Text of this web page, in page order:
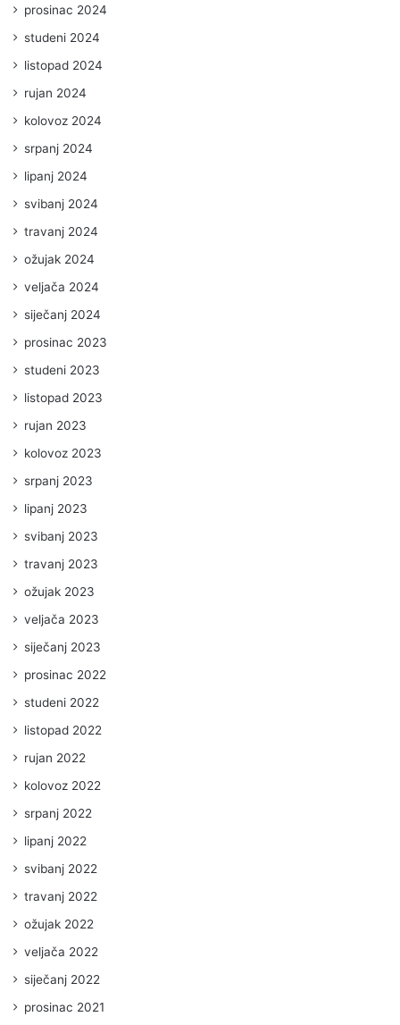
prosinac 2024
studeni 2024
listopad 2024
rujan 2024
kolovoz 2024
srpanj 2024
lipanj 2024
svibanj 2024
travanj 2024
ožujak 2024
veljača 2024
siječanj 2024
prosinac 2023
studeni 2023
listopad 2023
rujan 2023
kolovoz 2023
srpanj 2023
lipanj 2023
svibanj 2023
travanj 2023
ožujak 2023
veljača 2023
siječanj 2023
prosinac 2022
studeni 2022
listopad 2022
rujan 2022
kolovoz 2022
srpanj 2022
lipanj 2022
svibanj 2022
travanj 2022
ožujak 2022
veljača 2022
siječanj 2022
prosinac 2021